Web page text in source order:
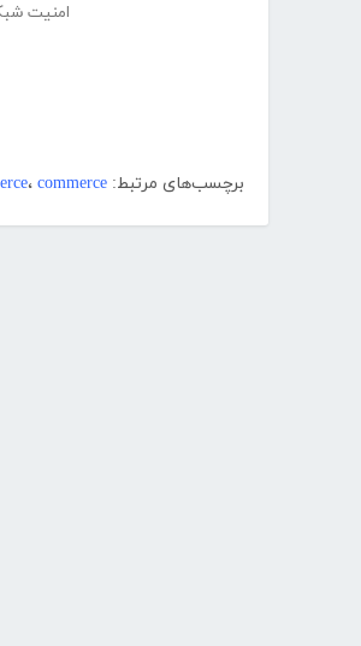
امنیت
برچسب‌های مرتبط: ، commerce